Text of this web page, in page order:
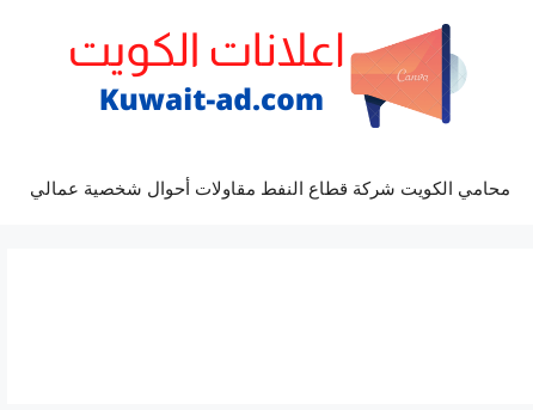
محامي الكويت شركة قطاع النفط مقاولات أحوال شخصية عمالي